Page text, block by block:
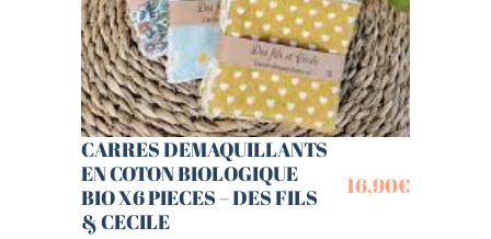
CARRES DEMAQUILLANTS
EN COTON BIOLOGIQUE
BIO X6 PIECES – DES FILS
& CECILE
16,90€